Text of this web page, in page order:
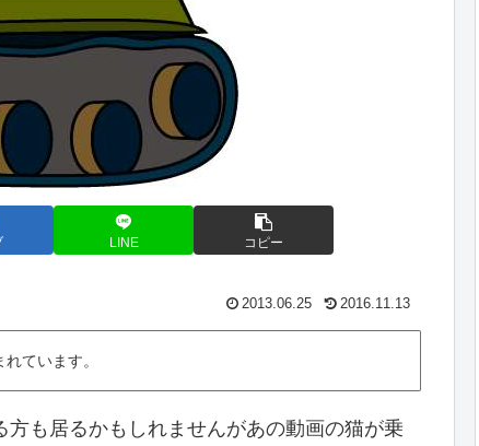
LINE コピー
2013.06.25 2016.11.13
ています。
も居るかもしれませんがあの動画の猫が乗